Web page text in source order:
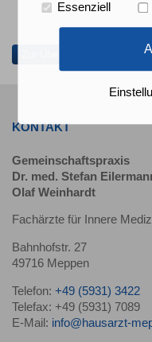
KONTAKT
Gemeinschaftspraxis
Dr. med. Stefan
Olaf Weinhardt
Fachärzte für Innere
Bahnhofstr. 27
49716 Meppen
Telefon: +49 (5931) 3422
Telefax: +49 (5931) 7089
E-Mail: info@hausarzt-
Essenziell